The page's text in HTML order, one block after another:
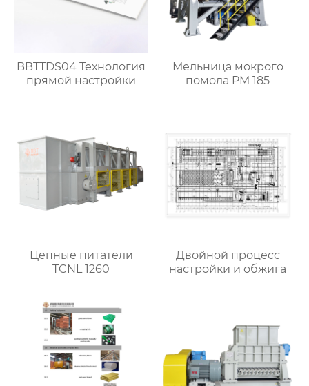
BBTTDS04 Технология
прямой настройки
Мельница мокрого
помола PM 185
Цепные питатели
TCNL 1260
Двойной процесс
настройки и обжига